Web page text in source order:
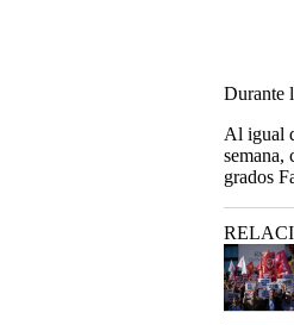
Durante
Al igual
semana,
grados